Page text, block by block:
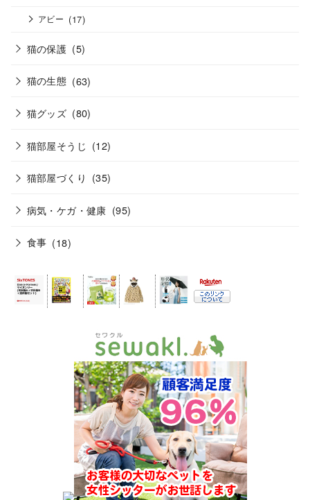
アビー (17)
猫の保護 (5)
猫の生態 (63)
猫グッズ (80)
猫部屋そうじ (12)
猫部屋づくり (35)
病気・ケガ・健康 (95)
食事 (18)